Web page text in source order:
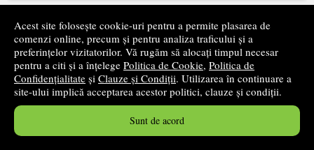
Acest site folosește cookie-uri pentru a permite plasarea de
comenzi online, precum și pentru analiza traficului și a
preferințelor vizitatorilor. Vă rugăm să alocați timpul necesar
pentru a citi și a înțelege Politica de Cookie, Politica de
Confidențialitate și Clauze și Condiții. Utilizarea în continuare a
site-ului implică acceptarea acestor politici, clauze și condiții.
Sunt de acord
Matematica pentru activitati optionale. Gimnaziu. Editia
a III-a
TAIDA- 2021
27 lei
PRP:30,00 lei